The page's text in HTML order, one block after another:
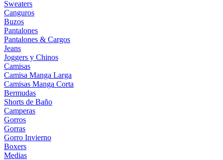
Sweaters
Canguros
Buzos
Pantalones
Pantalones & Cargos
Jeans
Joggers y Chinos
Camisas
Camisa Manga Larga
Camisas Manga Corta
Bermudas
Shorts de Baño
Camperas
Gorros
Gorras
Gorro Invierno
Boxers
Medias